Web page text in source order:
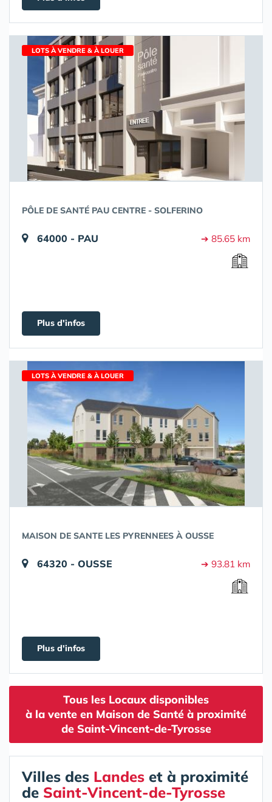
LOTS À VENDRE & À LOUER
PÔLE DE SANTÉ PAU CENTRE - SOLFERINO
64000 - PAU ➔ 85.65 km
Plus d'infos
LOTS À VENDRE & À LOUER
MAISON DE SANTE LES PYRENNEES À OUSSE
64320 - OUSSE ➔ 93.81 km
Plus d'infos
Tous les Locaux disponibles
à la vente en Maison de Santé à proximité
de Saint-Vincent-de-Tyrosse
Villes des Landes et à proximité
de Saint-Vincent-de-Tyrosse